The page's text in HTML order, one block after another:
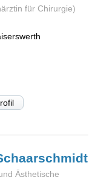
für Chirurgie)
Ästhetische